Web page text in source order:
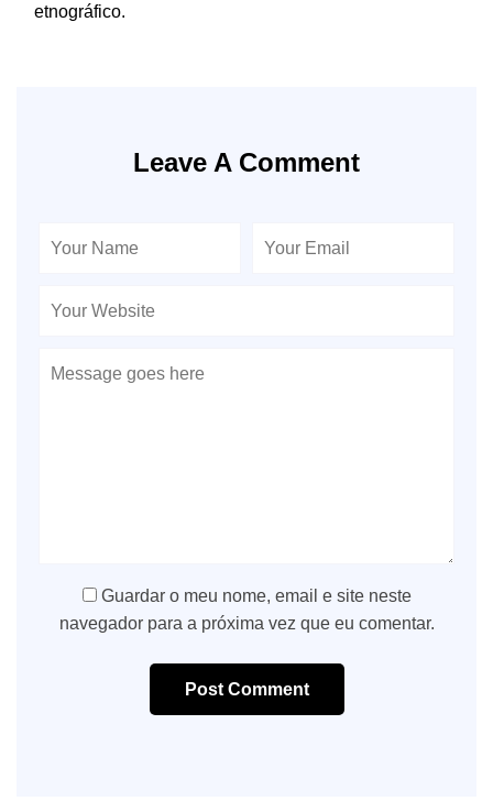
etnográfico.
Leave A Comment
Guardar o meu nome, email e site neste
navegador para a próxima vez que eu comentar.
Post Comment